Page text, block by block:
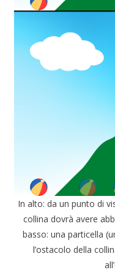
In alto: da un punto di
collina dovrà avere
basso: una particella
l’ostacolo della